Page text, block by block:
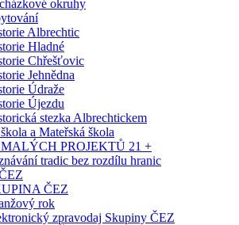
okruhy
Albrechtic
Hladné
Chřešťovic
Jehnědna
Údraže
Újezdu
stezka Albrechtickem
a Mateřská škola
PROJEKTŮ 21 +
tradic bez rozdílu hranic
ČEZ
rok
zpravodaj Skupiny ČEZ